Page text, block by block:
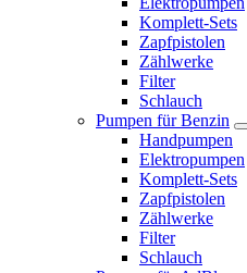
Komplett-Sets
Zapfpistolen
Zählwerke
Filter
Schlauch
Pumpen für Benzin
Handpumpen
Elektropumpen
Komplett-Sets
Zapfpistolen
Zählwerke
Filter
Schlauch